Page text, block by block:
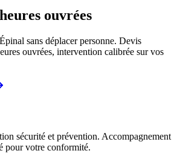
ouvrées
sans déplacer personne. Devis
ouvrées, intervention calibrée sur vos
sécurité et prévention. Accompagnement
pour votre conformité.